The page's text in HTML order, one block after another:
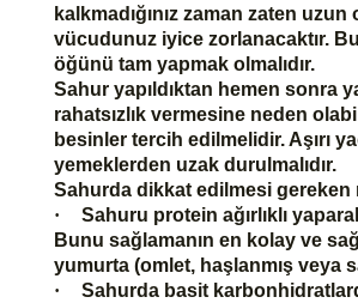
kalkmadığınız zaman zaten
vücudunuz iyice zorlanacaktır.
öğünü tam yapmak olmalıdır.
Sahur yapıldıktan hemen sonra
rahatsızlık vermesine neden
besinler tercih edilmelidir. Aşırı
yemeklerden uzak durulmalıdır.
Sahurda dikkat edilmesi gereken
·
Sahuru protein ağırlıklı
Bunu sağlamanın en kolay ve
yumurta (omlet, haşlanmış veya
·
Sahurda basit